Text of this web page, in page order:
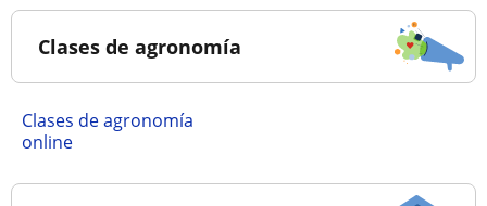
Clases de agronomía
Clases de agronomía
online